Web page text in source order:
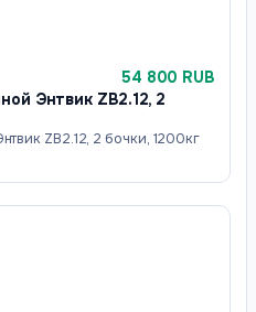
54 800 RUB
Энтвик ZB2.12, 2
ZB2.12, 2 бочки, 1200кг